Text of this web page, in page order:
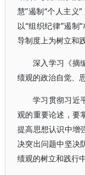
慧”遏制“个人主义”
以“组织纪律”遏制
导制度上为树立和
深入学习《摘
绩观的政治自觉、
学习贯彻习近
观的重要论述，要
提高思想认识中增
决突出问题中坚决
绩观的树立和践行